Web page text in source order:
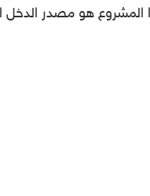
هو مصدر الدخل